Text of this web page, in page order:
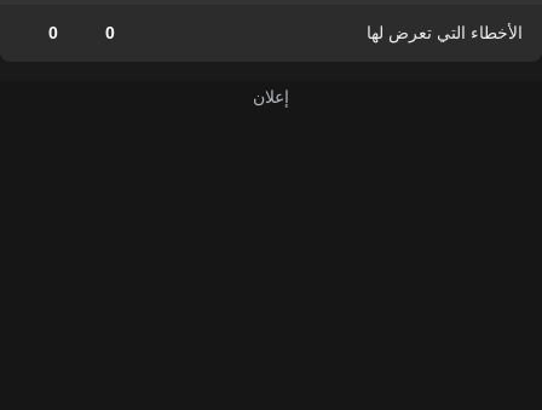
الأخطاء التي تعرض لها 0
0